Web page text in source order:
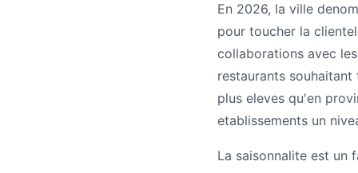
En 2026, la ville
pour toucher la
collaborations avec
restaurants
plus eleves qu'en
etablissements un
La saisonnalite est un